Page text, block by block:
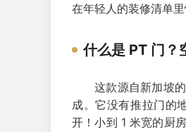
在年轻人的装修清单
什么是 PT 门？
这款源自新加坡
成。它没有推拉门的
开！小到 1 米宽的厨